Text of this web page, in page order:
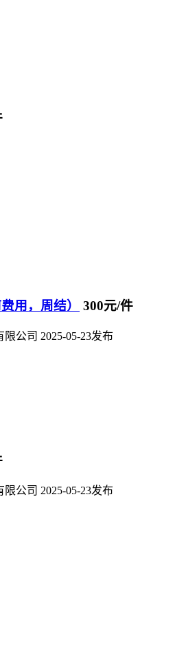
用，周结） 300元/件
限公司 2025-05-23发布
限公司 2025-05-23发布